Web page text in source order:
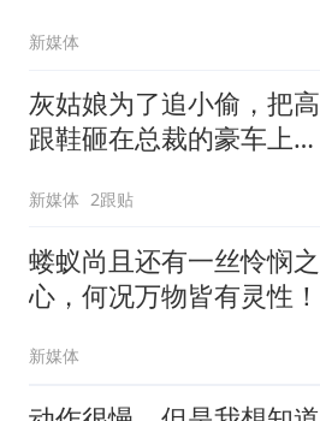
新媒体
灰姑娘为了追小偷，把高
跟鞋砸在总裁的豪车上，
新媒体 2跟贴
蝼蚁尚且还有一丝怜悯之
心，何况万物皆有灵性！
新媒体